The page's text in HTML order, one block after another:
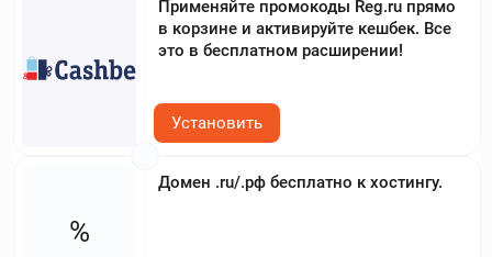
Применяйте промокоды Reg.ru прямо
в корзине и активируйте кешбек. Все
это в бесплатном расширении!
Установить
Домен .ru/.рф бесплатно к хостингу.
%